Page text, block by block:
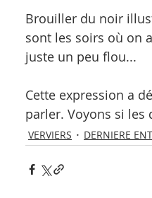
Brouiller du noir
sont les soirs où on
juste un peu flou...
Cette expression a
parler. Voyons si les
VERVIERS DERNIERE